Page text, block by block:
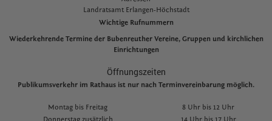
Landratsamt Erlangen-Höchstadt
Wichtige Rufnummern
Wiederkehrende Termine der Bubenreuther Vereine, Gruppen und kirchlichen
Einrichtungen
Öffnungszeiten
Publikumsverkehr im Rathaus ist nur nach Terminvereinbarung möglich.
Montag bis Freitag
8 Uhr bis 12 Uhr
Donnerstag zusätzlich
14 Uhr bis 17 Uhr